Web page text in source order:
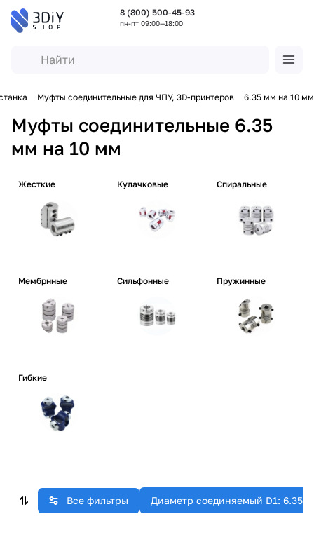
8 (800) 500-45-93
пн-пт 09:00—18:00
Муфты соединительные для ЧПУ, 3D-принтеров 6.35 мм на 10 мм
Муфты соединительные 6.35
мм на 10 мм
Жесткие Кулачковые Спиральные
Мембрнные Сильфонные Пружинные
Гибкие
Все фильтры Диаметр соединяемый D1: 6.35